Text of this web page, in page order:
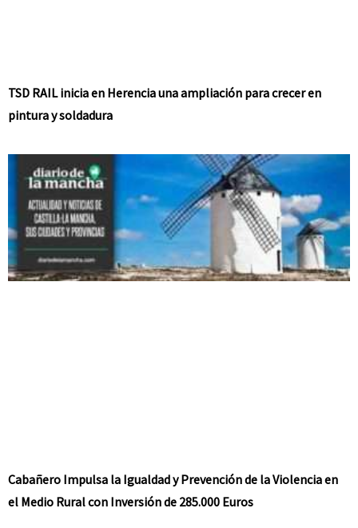
TSD RAIL inicia en Herencia una ampliación para crecer en
pintura y soldadura
Cabañero Impulsa la Igualdad y Prevención de la Violencia en
el Medio Rural con Inversión de 285.000 Euros